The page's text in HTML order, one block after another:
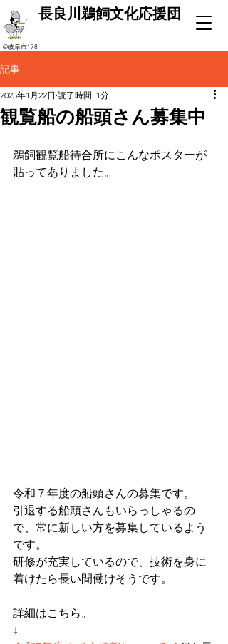
長良川鵜飼文化応援団
©岐阜市178
記事
観覧船の船頭さん募集中
2025年1月22日 読了時間: 1分
鵜飼観覧船待合所にこんなポスターが
貼ってありました。
令和７年度の船頭さんの募集です。
引退する船頭さんもいらっしゃるの
で、常に新しい方を募集しているよう
です。
研修が充実しているので、技術を身に
着けたら長い間働けそうです。
詳細はこちら。
↓